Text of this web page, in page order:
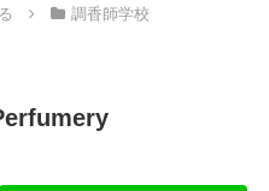
調香師学校